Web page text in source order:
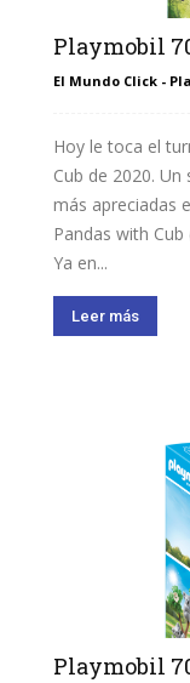
Playmobil
El Mundo Click -
Hoy le toca el
Cub de 2020.
más apreciadas
Pandas with
Ya en...
Leer más
Playmobil